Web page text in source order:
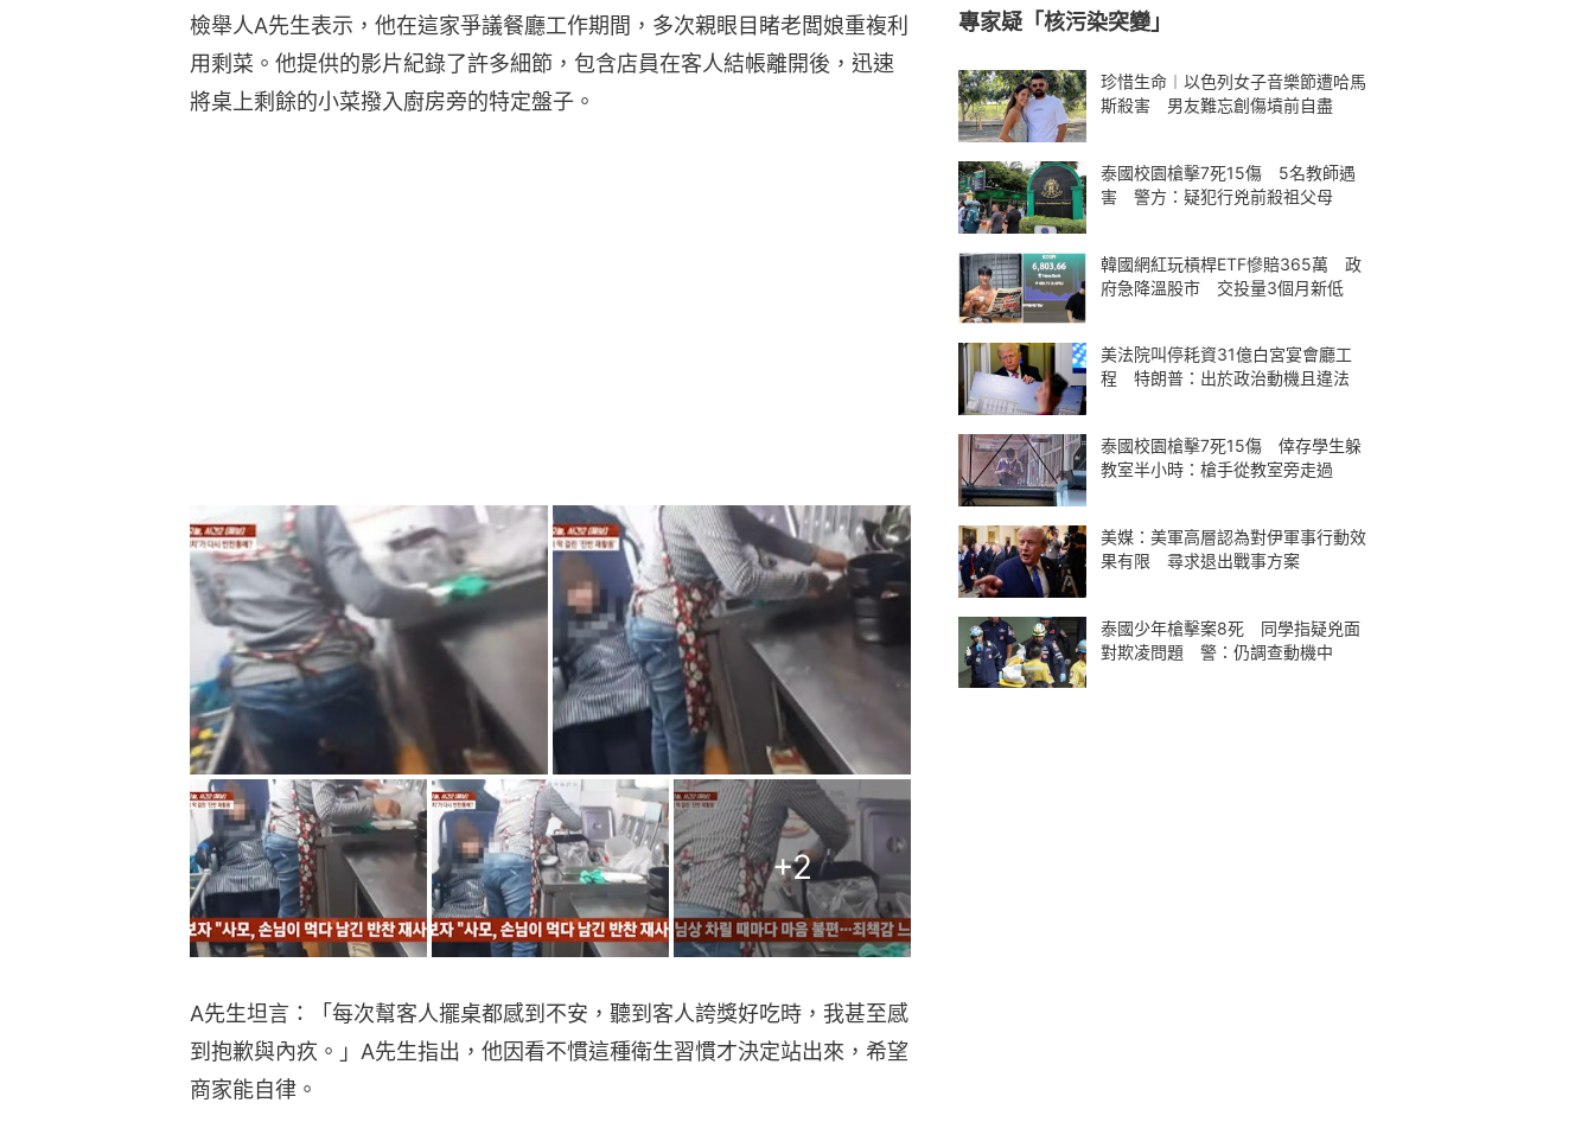
檢舉人A先生表示，他在這家爭議餐廳工作期間，多次親眼目睹老闆娘重複利
用剩菜。他提供的影片紀錄了許多細節，包含店員在客人結帳離開後，迅速
將桌上剩餘的小菜撥入廚房旁的特定盤子。
+2
A先生坦言：「每次幫客人擺桌都感到不安，聽到客人誇獎好吃時，我甚至感
到抱歉與內疚。」A先生指出，他因看不慣這種衛生習慣才決定站出來，希望
商家能自律。
專家疑「核污染突變」
珍惜生命︱以色列女子音樂節遭哈馬
斯殺害 男友難忘創傷墳前自盡
泰國校園槍擊7死15傷 5名教師遇
害 警方：疑犯行兇前殺祖父母
韓國網紅玩槓桿ETF慘賠365萬 政
府急降溫股市 交投量3個月新低
美法院叫停耗資31億白宮宴會廳工
程 特朗普：出於政治動機且違法
泰國校園槍擊7死15傷 倖存學生躲
教室半小時：槍手從教室旁走過
美媒：美軍高層認為對伊軍事行動效
果有限 尋求退出戰事方案
泰國少年槍擊案8死 同學指疑兇面
對欺凌問題 警：仍調查動機中